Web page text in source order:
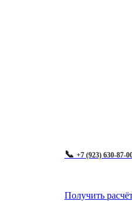
📞 +7 (923) 630-87-
Получить